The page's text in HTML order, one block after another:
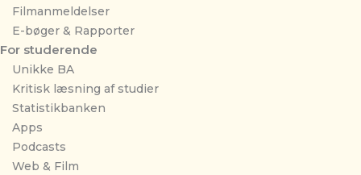
Filmanmeldelser
E-bøger & Rapporter
For studerende
Unikke BA
Kritisk læsning af studier
Statistikbanken
Apps
Podcasts
Web & Film